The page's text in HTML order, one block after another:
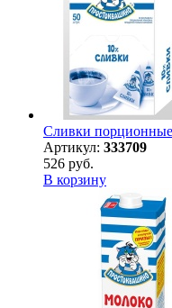
Сливки
Артикул: 333709
526 руб.
В корзину